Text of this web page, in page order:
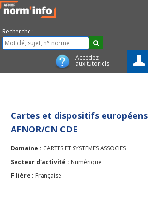
Recherche :
Accédez
aux tutoriels
Cartes et dispositifs européens
AFNOR/CN CDE
Domaine : CARTES ET SYSTEMES ASSOCIES
Secteur d'activité : Numérique
Filière : Française